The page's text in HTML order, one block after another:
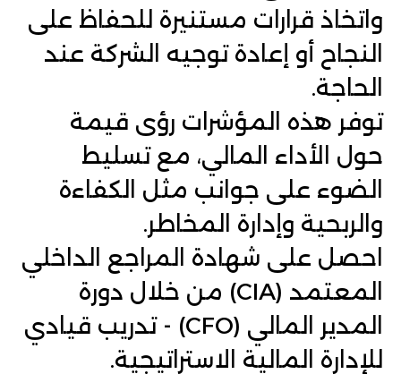
واتخاذ قرارات مستنيرة للحفاظ على
النجاح أو إعادة توجيه الشركة عند
الحاجة.
توفر هذه المؤشرات رؤى قيمة
حول الأداء المالي، مع تسليط
الضوء على جوانب مثل الكفاءة
والربحية وإدارة المخاطر.
احصل على شهادة المراجع الداخلي
المعتمد (CIA) من خلال
دورة
المدير المالي (CFO)
- تدريب قيادي
للإدارة المالية الاستراتيجية.